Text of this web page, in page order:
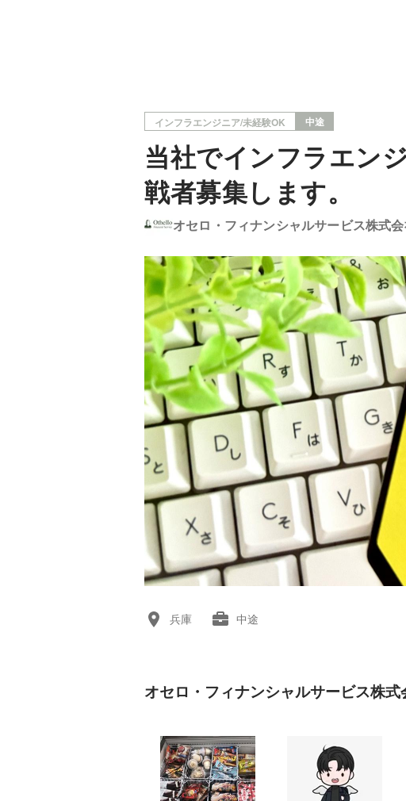
インフラエンジニア/未経験OK 中途
当社でインフラエン
戦者募集します。
オセロ・フィナンシャルサービス株式
兵庫 中途
オセロ・フィナンシャルサービス株式